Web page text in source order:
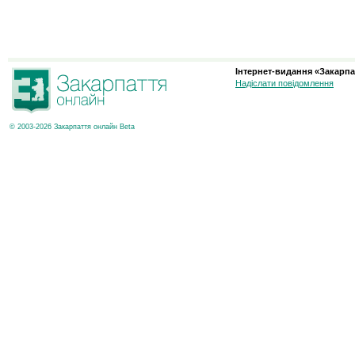
© 2003-2026 Закарпаття онлайн Beta
Інтернет-видання
Надіслати повідомлення